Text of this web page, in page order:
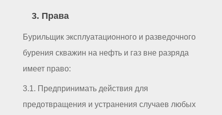
3. Права
Бурильщик эксплуатационного и разведочного
бурения скважин на нефть и газ вне разряда
имеет право:
3.1. Предпринимать действия для
предотвращения и устранения случаев любых